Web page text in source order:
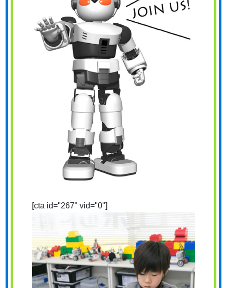
[cta id="267" vid="0"]